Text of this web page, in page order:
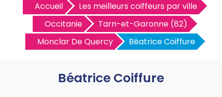
Accueil
Les meilleurs coiffeurs par ville
Occitanie
Tarn-et-Garonne (82)
Monclar De Quercy
Béatrice Coiffure
Béatrice Coiffure